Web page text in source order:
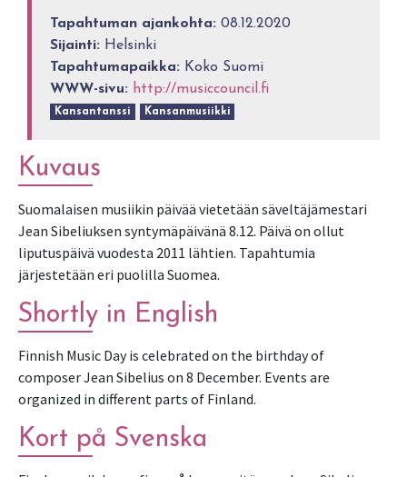
Tapahtuman ajankohta: 08.12.2020
Sijainti: Helsinki
Tapahtumapaikka: Koko Suomi
WWW-sivu: http://musiccouncil.fi
Kansantanssi Kansanmusiikki
Kuvaus
Suomalaisen musiikin päivää vietetään säveltäjämestari
Jean Sibeliuksen syntymäpäivänä 8.12. Päivä on ollut
liputuspäivä vuodesta 2011 lähtien. Tapahtumia
järjestetään eri puolilla Suomea.
Shortly in English
Finnish Music Day is celebrated on the birthday of
composer Jean Sibelius on 8 December. Events are
organized in different parts of Finland.
Kort på Svenska